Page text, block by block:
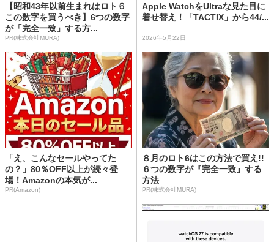
【昭和43年以前生まれはロト６
この数字を買うべき】6つの数字
が「完全一致」する方...
PR(株式会社MURA)
Apple WatchをUltraな見た目に
着せ替え！「TACTIX」から44/...
2026年5月22日
「え、こんなセールやってた
の？」80％OFF以上が続々登
場！Amazonの本気が...
PR(Amazon)
８月のロト6はこの方法で買え!!
６つの数字が『完全一致』する
方法
PR(株式会社MURA)